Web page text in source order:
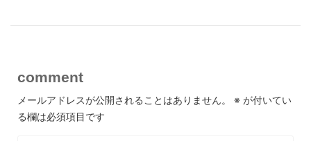
comment
メールアドレスが公開されることはありません。 ※ が付いてい
る欄は必須項目です